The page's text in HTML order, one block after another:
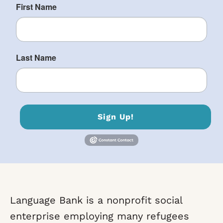
First Name
Last Name
Sign Up!
Language Bank is a nonprofit social
enterprise employing many refugees